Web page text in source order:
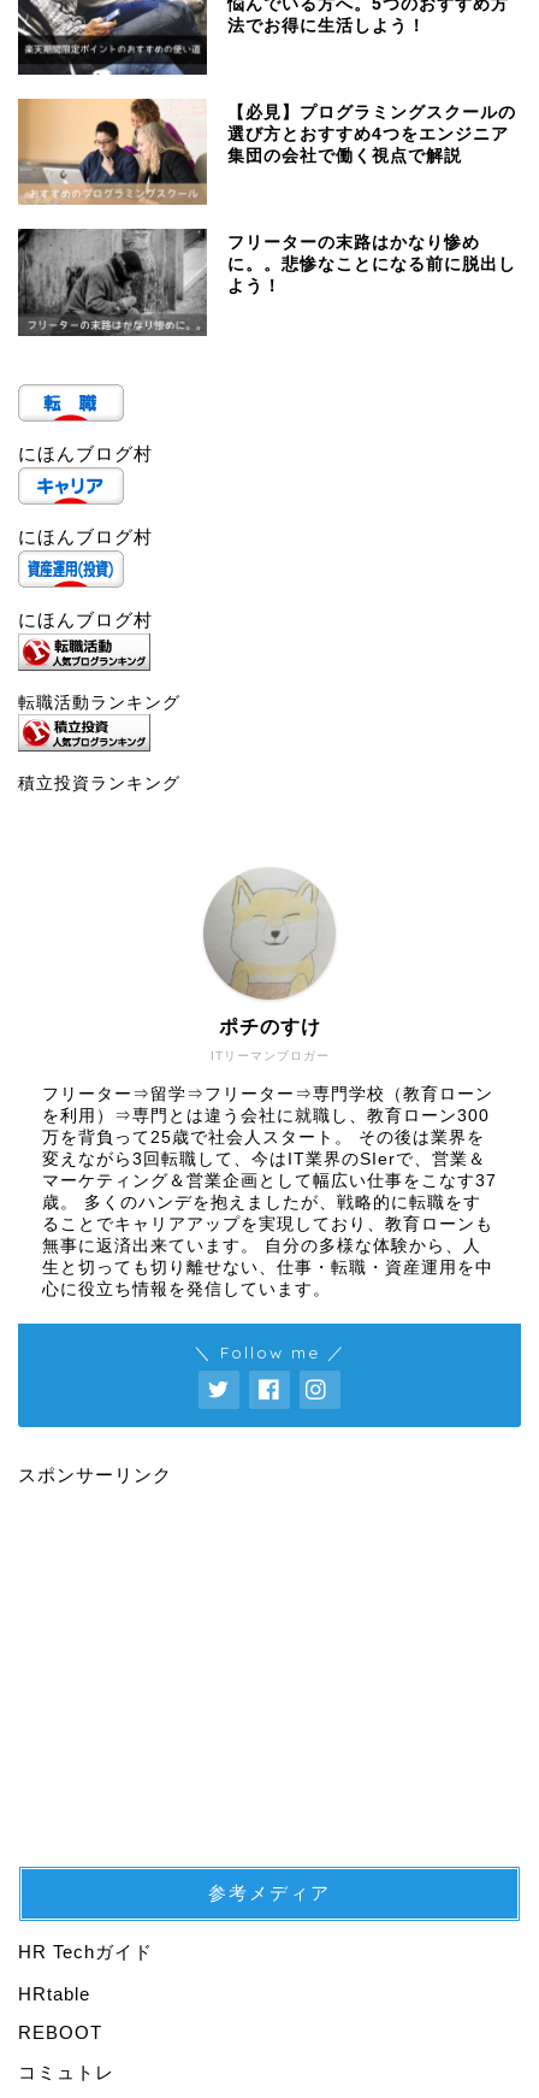
悩んでいる方へ。5つのおすすめ方
法でお得に生活しよう！
【必見】プログラミングスクールの
選び方とおすすめ4つをエンジニア
集団の会社で働く視点で解説
フリーターの末路はかなり惨め
に。。悲惨なことになる前に脱出し
よう！
にほんブログ村
にほんブログ村
にほんブログ村
転職活動ランキング
積立投資ランキング
ITリーマンブロガー
ポチのすけ
フリーター⇒留学⇒フリーター⇒専門学校（教育ローン
を利用）⇒専門とは違う会社に就職し、教育ローン300
万を背負って25歳で社会人スタート。 その後は業界を
変えながら3回転職して、今はIT業界のSIerで、営業＆
マーケティング＆営業企画として幅広い仕事をこなす37
歳。 多くのハンデを抱えましたが、戦略的に転職をす
ることでキャリアアップを実現しており、教育ローンも
無事に返済出来ています。 自分の多様な体験から、人
生と切っても切り離せない、仕事・転職・資産運用を中
心に役立ち情報を発信しています。
＼ Follow me ／
スポンサーリンク
参考メディア
HR Techガイド
HRtable
REBOOT
コミュトレ